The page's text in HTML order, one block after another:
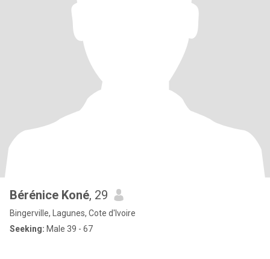
Bérénice Koné, 29
Bingerville, Lagunes, Cote d'Ivoire
Seeking: Male 39 - 67